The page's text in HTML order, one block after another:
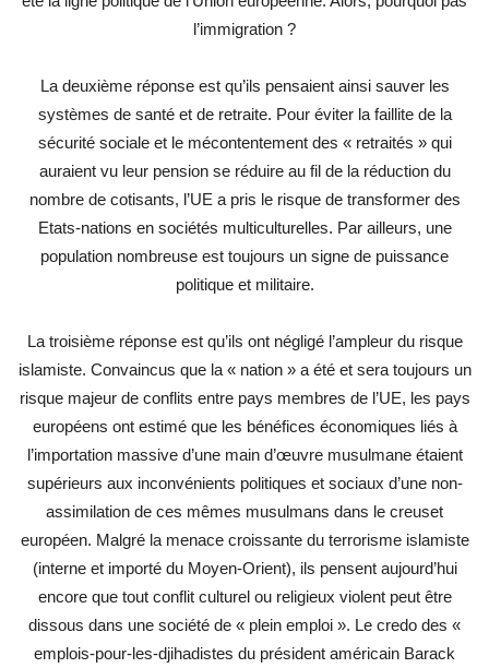
l’immigration ?
La deuxième réponse est qu’ils pensaient ainsi sauver les
systèmes de santé et de retraite. Pour éviter la faillite de la
sécurité sociale et le mécontentement des « retraités » qui
auraient vu leur pension se réduire au fil de la réduction du
nombre de cotisants, l’UE a pris le risque de transformer des
Etats-nations en sociétés multiculturelles. Par ailleurs, une
population nombreuse est toujours un signe de puissance
politique et militaire.
La troisième réponse est qu’ils ont négligé l’ampleur du risque
islamiste. Convaincus que la « nation » a été et sera toujours un
risque majeur de conflits entre pays membres de l’UE, les pays
européens ont estimé que les bénéfices économiques liés à
l’importation massive d’une main d’œuvre musulmane étaient
supérieurs aux inconvénients politiques et sociaux d’une non-
assimilation de ces mêmes musulmans dans le creuset
européen. Malgré la menace croissante du terrorisme islamiste
(interne et importé du Moyen-Orient), ils pensent aujourd’hui
encore que tout conflit culturel ou religieux violent peut être
dissous dans une société de « plein emploi ». Le credo des «
emplois-pour-les-djihadistes du président américain Barack